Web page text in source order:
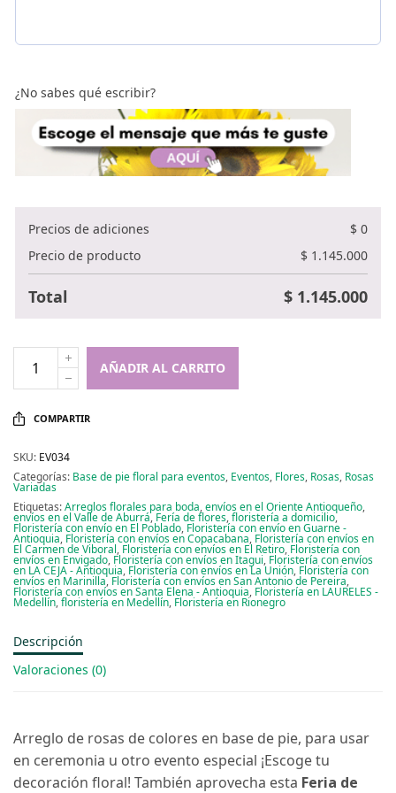
¿No sabes qué escribir?
Precios de adiciones $ 0
Precio de producto
$ 1.145.000
Total $ 1.145.000
AÑADIR AL CARRITO
COMPARTIR
SKU: EV034
Categorías: Base de pie floral para eventos, Eventos, Flores, Rosas, Rosas
Variadas
Etiquetas:Arreglos florales para boda,envíos en el Oriente Antioqueño,
envíos en el Valle de Aburrá, Fería de flores,floristería a domicilio,
Floristería con envío en El Poblado, Floristería con envío en Guarne -
Antioquia, Floristería con envíos en Copacabana, Floristería con envíos en
El Carmen de Viboral, Floristería con envíos en El Retiro, Floristería con
envíos en Envigado, Floristería con envíos en Itagui, Floristería con envíos
en LA CEJA - Antioquia, Floristería con envíos en La Unión, Floristería con
envíos en Marinilla, Floristería con envíos en San Antonio de Pereira,
Floristería con envíos en Santa Elena - Antioquia, Floristería en LAURELES -
Medellín,floristería en Medellín, Floristería en Rionegro
Descripción
Valoraciones (0)
Arreglo de rosas de colores en base de pie, para usar
en ceremonia u otro evento especial ¡Escoge tu
decoración floral! También aprovecha esta Feria de